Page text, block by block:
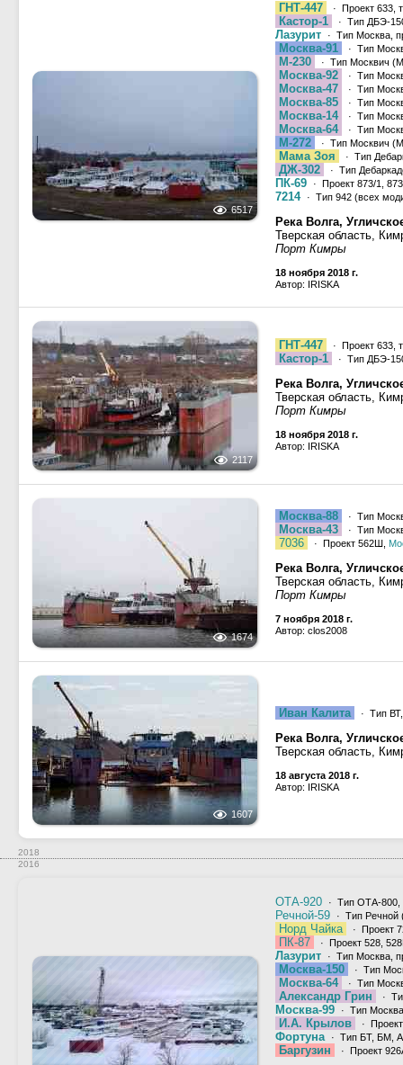
6517
ГНТ-447 · Проект 633,
Кастор-1 · Тип ДБЭ-
Лазурит · Тип Москва,
Москва-91 · Тип
М-230 · Тип Москвич
Москва-92 · Тип
Москва-47 · Тип
Москва-85 · Тип
Москва-14 · Тип
Москва-64 · Тип
М-272 · Тип Москвич
Мама Зоя · Тип
ДЖ-302 · Тип
ПК-69 · Проект 873/1,
7214 · Тип 942 (всех
Река Волга,
Тверская область,
Порт Кимры
18 ноября 2018 г.
Автор: IRISKA
2117
ГНТ-447 · Проект 633,
Кастор-1 · Тип ДБЭ-
Река Волга,
Тверская область,
Порт Кимры
18 ноября 2018 г.
Автор: IRISKA
1674
Москва-88 · Тип
Москва-43 · Тип
7036 · Проект 562Ш,
Река Волга,
Тверская область,
Порт Кимры
7 ноября 2018 г.
Автор: clos2008
1607
Иван Калита · Тип
Река Волга,
Тверская область,
18 августа 2018 г.
Автор: IRISKA
2018
2016
ОТА-920 · Тип ОТА-800,
Речной-59 · Тип Речной
Норд Чайка · Проект
ПК-87 · Проект 528,
Лазурит · Тип Москва,
Москва-150 · Тип
Москва-64 · Тип
Александр Грин ·
Москва-99 · Тип
И.А. Крылов ·
Фортуна · Тип БТ, БМ,
Баргузин · Проект